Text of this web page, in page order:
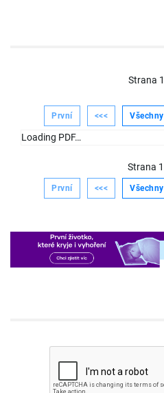
Strana 1
První <<< Všechny
Loading PDF…
Strana 1
První <<< Všechny